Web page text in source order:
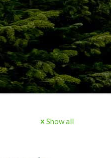
Show all